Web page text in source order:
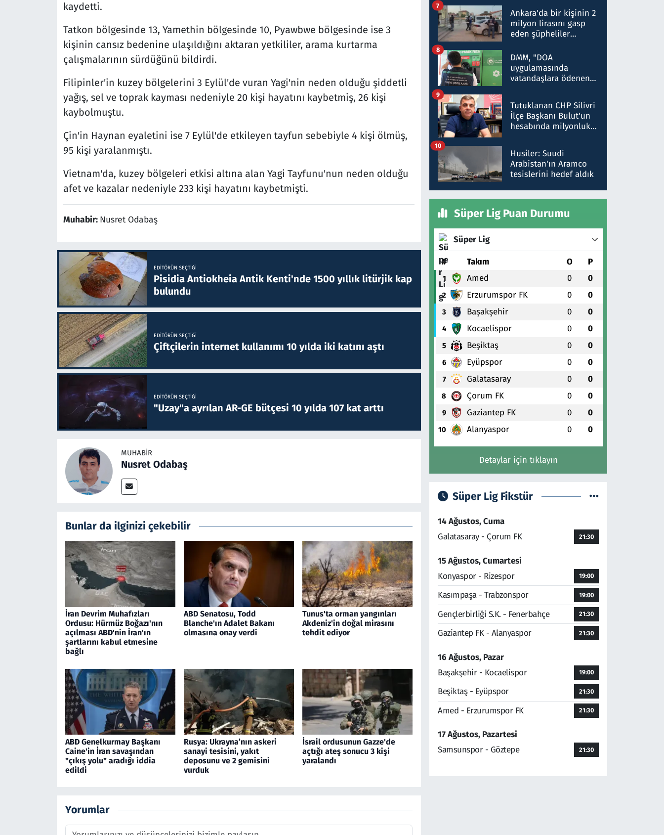
kaydetti.
Tatkon bölgesinde 13, Yamethin bölgesinde 10, Pyawbwe bölgesinde ise 3
kişinin cansız bedenine ulaşıldığını aktaran yetkililer, arama kurtarma
çalışmalarının sürdüğünü bildirdi.
Filipinler'in kuzey bölgelerini 3 Eylül'de vuran Yagi'nin neden olduğu şiddetli
yağış, sel ve toprak kayması nedeniyle 20 kişi hayatını kaybetmiş, 26 kişi
kaybolmuştu.
Çin'in Haynan eyaletini ise 7 Eylül'de etkileyen tayfun sebebiyle 4 kişi ölmüş,
95 kişi yaralanmıştı.
Vietnam'da, kuzey bölgeleri etkisi altına alan Yagi Tayfunu'nun neden olduğu
afet ve kazalar nedeniyle 233 kişi hayatını kaybetmişti.
Muhabir: Nusret Odabaş
EDITÖRÜN SEÇTIĞI
Pisidia Antiokheia Antik Kenti'nde 1500 yıllık litürjik kap
bulundu
EDITÖRÜN SEÇTIĞI
Çiftçilerin internet kullanımı 10 yılda iki katını aştı
EDITÖRÜN SEÇTIĞI
"Uzay"a ayrılan AR-GE bütçesi 10 yılda 107 kat arttı
MUHABIR
Nusret Odabaş
Bunlar da ilginizi çekebilir
İran Devrim Muhafızları
Ordusu: Hürmüz Boğazı'nın
açılması ABD'nin İran'ın
şartlarını kabul etmesine
bağlı
ABD Senatosu, Todd
Blanche'ın Adalet Bakanı
olmasına onay verdi
Tunus'ta orman yangınları
Akdeniz'in doğal mirasını
tehdit ediyor
ABD Genelkurmay Başkanı
Caine'in İran savaşından
"çıkış yolu" aradığı iddia
edildi
Rusya: Ukrayna’nın askeri
sanayi tesisini, yakıt
deposunu ve 2 gemisini
vurduk
İsrail ordusunun Gazze'de
açtığı ateş sonucu 3 kişi
yaralandı
Yorumlar
ifadelerinden ortaya
çıkan tablo şok etti
Ankara'da bir kişinin 2
milyon lirasını gasp
eden şüpheliler
7
DMM, "DOA
uygulamasında
vatandaşlara ödenen
düşürüldüğü" iddiasını
yalanladı
8
Tutuklanan CHP Silivri
İlçe Başkanı Bulut'un
hesabında milyonluk
talimat verdi, ben
gönderdim
9
Husiler: Suudi
Arabistan'ın Aramco
tesislerini hedef aldık
10
Süper Lig Puan Durumu
Süper Lig
# Takım O P
1 Amed 0 0
2 Erzurumspor FK 0 0
3 Başakşehir 0 0
4 Kocaelispor 0 0
5 Beşiktaş 0 0
6 Eyüpspor 0 0
7 Galatasaray 0 0
8 Çorum FK 0 0
9 Gaziantep FK 0 0
10 Alanyaspor 0 0
Detaylar için tıklayın
Süper Lig Fikstür
14 Ağustos, Cuma
Galatasaray - Çorum FK
21:30
15 Ağustos, Cumartesi
Konyaspor - Rizespor
19:00
Kasımpaşa - Trabzonspor 19:00
Gençlerbirliği S.K. - Fenerbahçe 21:30
Gaziantep FK - Alanyaspor 21:30
16 Ağustos, Pazar
Başakşehir - Kocaelispor
19:00
Beşiktaş - Eyüpspor 21:30
Amed - Erzurumspor FK 21:30
17 Ağustos, Pazartesi
Samsunspor - Göztepe
21:30